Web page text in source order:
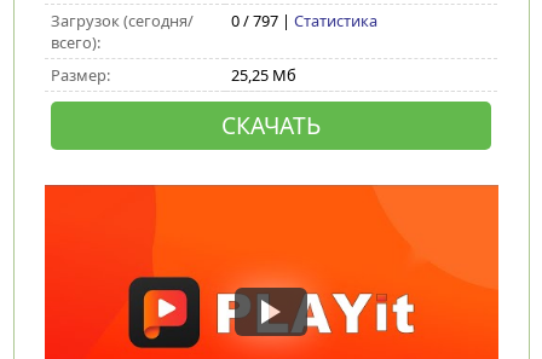
Загрузок (сегодня/
всего):
0 / 797 | Статистика
Размер: 25,25 Мб
СКАЧАТЬ